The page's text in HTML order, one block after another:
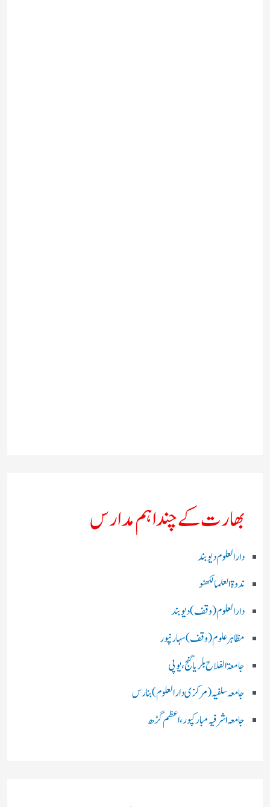
بھارت کے چند اہم مدارس
دارالعلوم دیوبند
ندوۃالعلما لکھنو
دارالعلوم (وقف)دیوبند
مظاہرعلوم (وقف)سہارنپور
جامعۃ الفلاح بلریاگنج،یوپی
جامعہ سلفیہ(مرکزی دارالعلوم )بنارس
جامعہ اشرفیہ مبارکپور،اعظم گڑھ